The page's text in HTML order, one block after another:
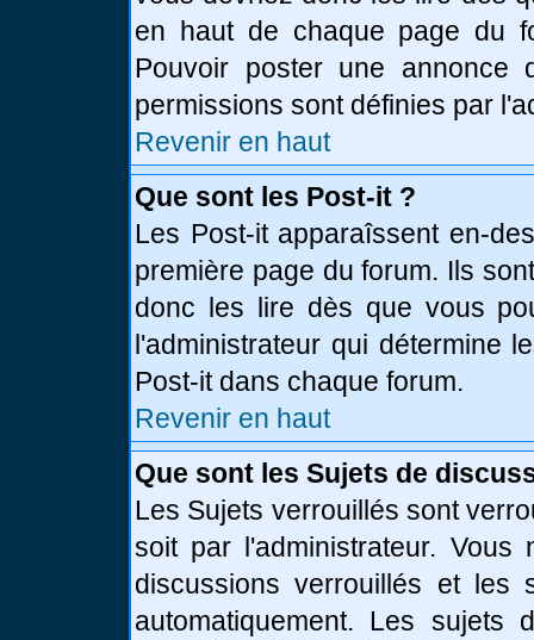
en haut de chaque page du
Pouvoir poster une annonce
permissions sont définies par
Revenir en haut
Que sont les Post-it ?
Les Post-it apparaîssent en-
première page du forum. Ils
donc les lire dès que vous
l'administrateur qui détermine
Post-it dans chaque forum.
Revenir en haut
Que sont les Sujets de
Les Sujets verrouillés sont
soit par l'administrateur.
discussions verrouillés et les
automatiquement. Les sujets